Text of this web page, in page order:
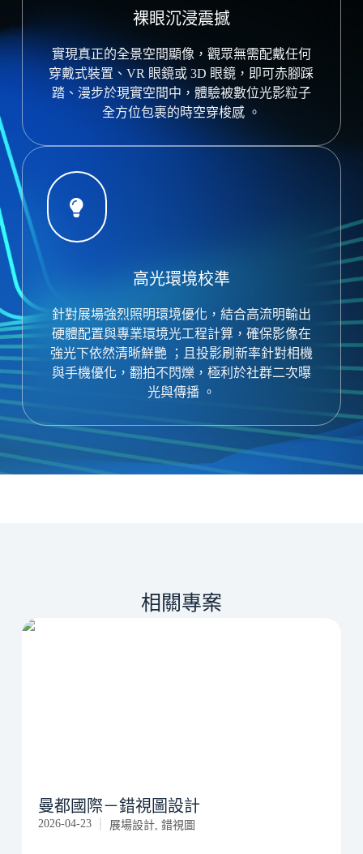
裸眼沉浸震撼
實現真正的全景空間顯像，觀眾無需配戴任何
穿戴式裝置、VR 眼鏡或 3D 眼鏡，即可赤腳踩
踏、漫步於現實空間中，體驗被數位光影粒子
全方位包裹的時空穿梭感 。
高光環境校準
針對展場強烈照明環境優化，結合高流明輸出
硬體配置與專業環境光工程計算，確保影像在
強光下依然清晰鮮艷
；且投影刷新率針對相機
與手機優化，翻拍不閃爍，極利於社群二次曝
光與傳播 。
相關專案
曼都國際－錯視圖設計
2026-04-23 展場設計, 錯視圖